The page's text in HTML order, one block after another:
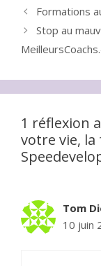
Formations
Stop au
1 réflexion
votre vie,
Tom
10 juin